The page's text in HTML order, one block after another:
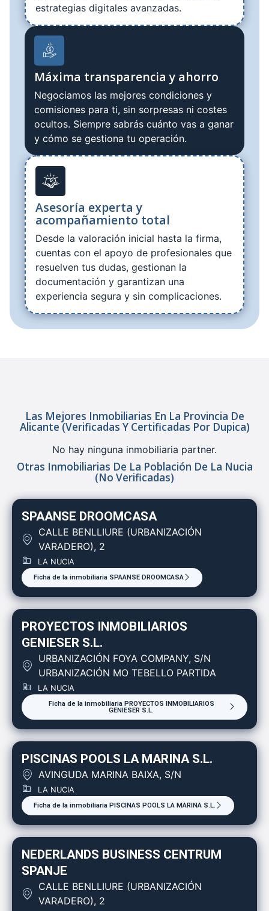
estrategias digitales avanzadas.
Máxima transparencia y ahorro
Negociamos las mejores condiciones y
comisiones para ti, sin sorpresas ni costes
ocultos. Siempre sabrás cuánto vas a ganar
y cómo se gestiona tu operación.
Asesoría experta y
acompañamiento total
Desde la valoración inicial hasta la firma,
cuentas con el apoyo de profesionales que
resuelven tus dudas, gestionan la
documentación y garantizan una
experiencia segura y sin complicaciones.
Las Mejores Inmobiliarias En La Provincia De
Alicante (verificadas Y Certificadas Por Dupica)
No hay ninguna inmobiliaria partner.
Otras Inmobiliarias De La Población De La Nucia
(no Verificadas)
SPAANSE DROOMCASA
CALLE BENLLIURE (URBANIZACIÓN
VARADERO), 2
LA NUCIA
Ficha de la inmobiliaria SPAANSE DROOMCASA
PROYECTOS INMOBILIARIOS
GENIESER S.L.
URBANIZACIÓN FOYA COMPANY, S/N
URBANIZACIÓN MO TEBELLO PARTIDA
LA NUCIA
Ficha de la inmobiliaria PROYECTOS INMOBILIARIOS
GENIESER S.L.
PISCINAS POOLS LA MARINA S.L.
AVINGUDA MARINA BAIXA, S/N
LA NUCIA
Ficha de la inmobiliaria PISCINAS POOLS LA MARINA S.L.
NEDERLANDS BUSINESS CENTRUM
SPANJE
CALLE BENLLIURE (URBANIZACIÓN
VARADERO), 2